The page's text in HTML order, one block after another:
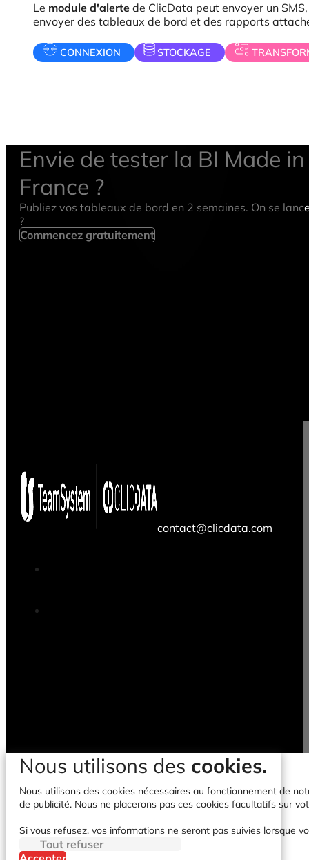
Le module d'alerte de ClicData peut envoyer un
envoyer des tableaux de bord et des rapports
CONNEXION STOCKAGE
Envie de tester la BI Made in
France ?
Publiez vos tableaux de bord en 2 semaines. On se
?
Commencez gratuitement
contact@clicdata.com
Nous utilisons des cookies.
Nous utilisons des cookies nécessaires au fonctionnement de
de publicité. Nous ne placerons pas ces cookies facultatifs sur
Si vous refusez, vos informations ne seront pas suivies lorsque
Tout refuser